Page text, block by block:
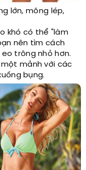
lớn, mông lép,
khó có thể "làm
nên tìm cách
trông nhỏ hơn.
một mảnh với các
bụng.